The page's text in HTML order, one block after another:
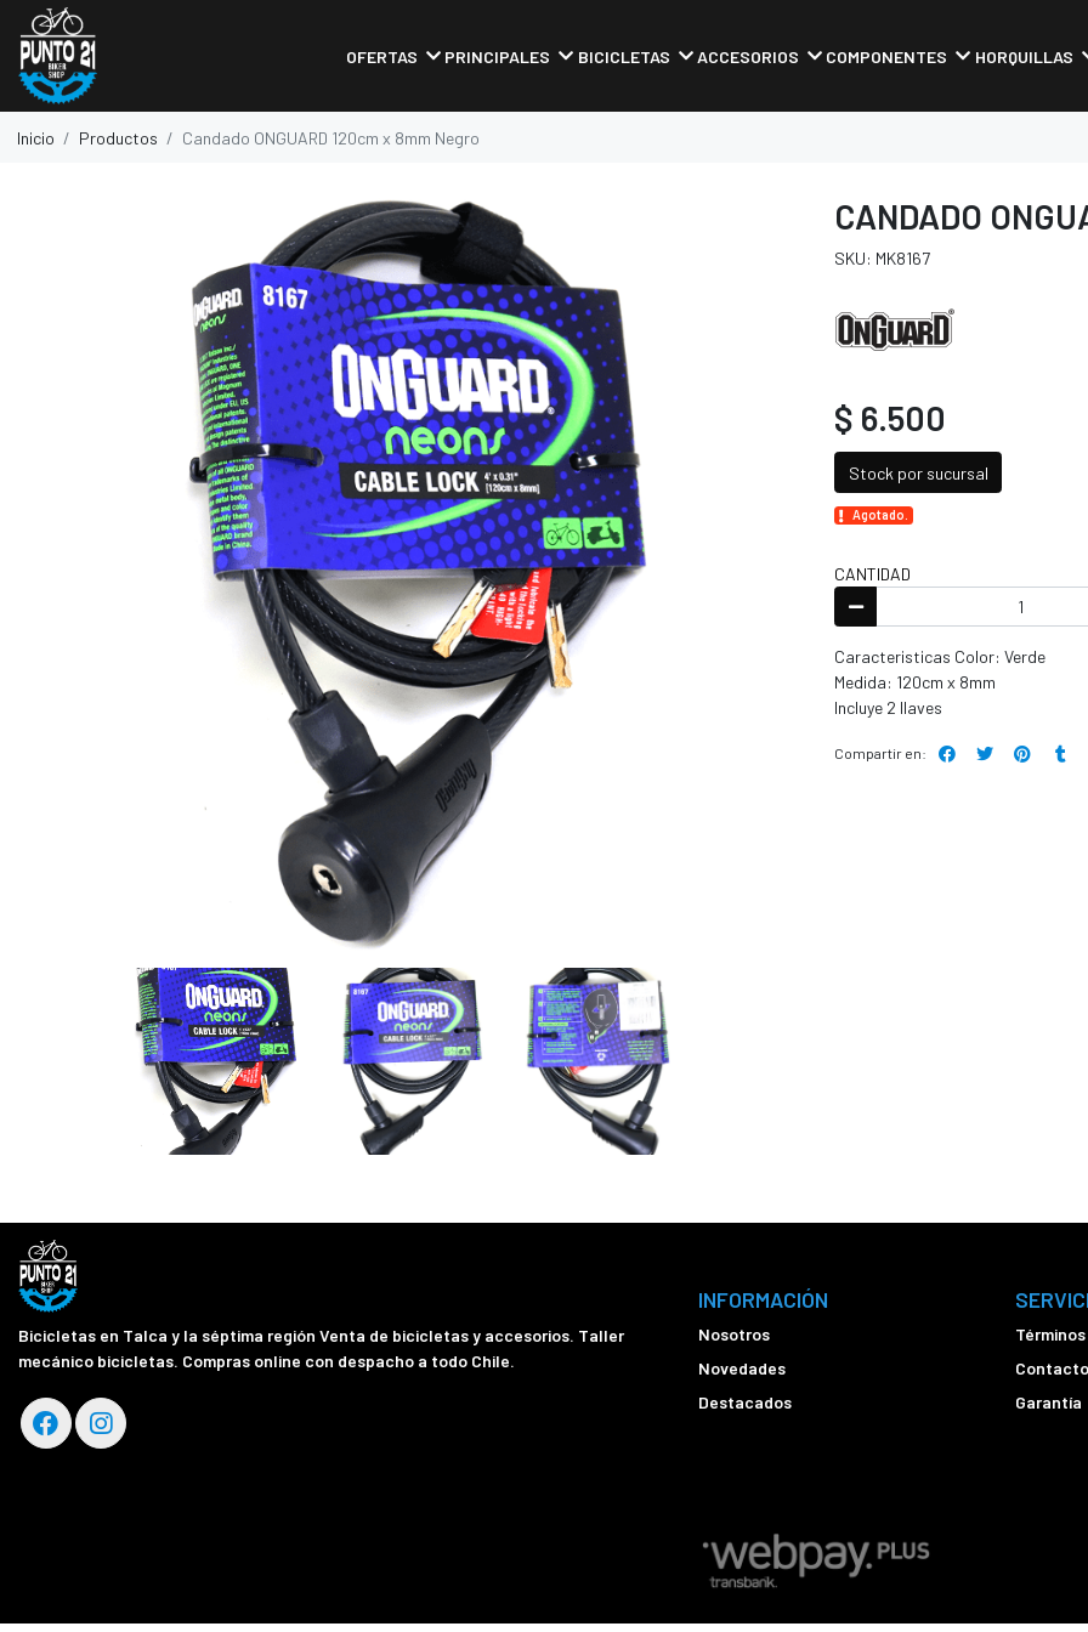
OFERTAS PRINCIPALES BICICLETAS ACCESORIOS COMPONENTES HORQUILLAS
Inicio Productos Candado ONGUARD 120cm x 8mm Negro
CANDADO
SKU: MK8167
$ 6.500
Stock por sucursal
Agotado.
CANTIDAD
Caracteristicas Color: Verde
Medida: 120cm x 8mm
Incluye 2 llaves
Compartir en:
Bicicletas en Talca y la séptima región Venta de bicicletas y accesorios. Taller
mecánico bicicletas. Compras online con despacho a todo Chile.
INFORMACIÓN
Nosotros
Novedades
Destacados
Contacto
Garantía